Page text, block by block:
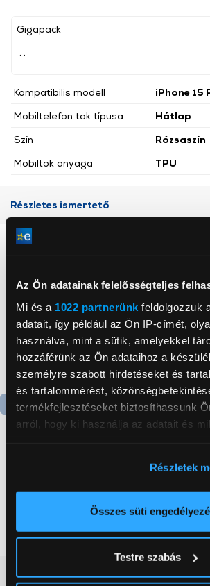
Az Ön adatainak felelősségteljes
Mi és a 1022 partnerünk feldolgozzuk
adatait, így például az Ön IP-címét,
használva, mint a sütik, amelyekkel
hozzáférünk az Ön adataihoz a
személyre szabott hirdetéseket és
és tartalommérést,
termékfejlesztéseket biztosíthassunk
arról, hogy ki használja az adatait és
elhelyezkedéséről pár méteres
Az Ön készülékén
módjairól és adja meg preferenciáit a
pontban. Bármikor módosíthatja vagy
Részletek
Összes süti
Testre szabás
Gigapack
Kompatibilis modell
iPhone 15
Mobiltelefon tok típusa
Hátlap
Szín
Rózsaszín
Mobiltok anyaga
TPU
Részletes ismertető
Termék adatlap
Gorenje
179
Vásárlói vélemények(0)